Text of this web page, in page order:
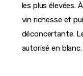
les plus élevées.
vin richesse et
déconcertante.
autorisé en